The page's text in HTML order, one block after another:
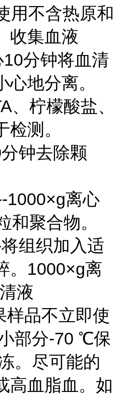
用不含热原和
收集血液
分钟将血清
地分离。
、柠檬酸盐、
测。
钟去除颗
1000×g离心
和聚合物。
组织加入适
。1000×g离
液
样品不立即使
部分-70 ℃保
。尽可能的
高血脂血。如